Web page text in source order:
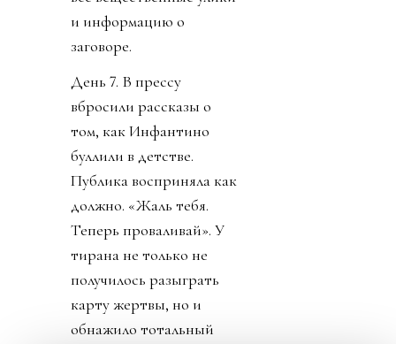
и информацию о
заговоре.
День 7. В прессу
вбросили рассказы о
том, как Инфантино
буллили в детстве.
Публика восприняла как
должно. «Жаль тебя.
Теперь проваливай». У
тирана не только не
получилось разыграть
карту жертвы, но и
обнажило тотальный